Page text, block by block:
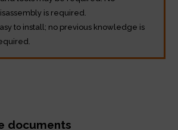
is required.
to install; no previous knowledge is
documents